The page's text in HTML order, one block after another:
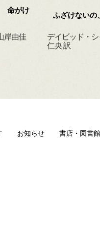
命がけ
岸由佳
ふざけないの
デイビッド・シ
仁央 訳
お知らせ 書店・図書